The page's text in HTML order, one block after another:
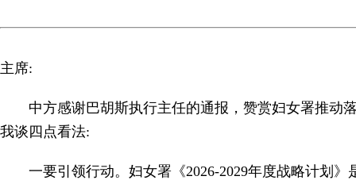
主席:
中方感谢巴胡斯执行主任的通报，赞赏妇女署推动
我谈四点看法:
一要引领行动。妇女署《2026-2029年度战略计划